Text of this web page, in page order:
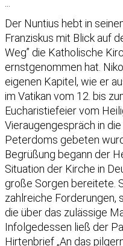
Der Nuntius hebt in
Franziskus mit Blick auf
Weg” die Katholische
ernstgenommen hat.
eigenen Kapitel, wie er
im Vatikan vom 12. bis
Eucharistiefeier vom
Vieraugengespräch in
Peterdoms gebeten
Begrüßung begann der
Situation der Kirche in
große Sorgen bereitete.
zahlreiche Forderungen,
die über das zulässige
Infolgedessen ließ der
Hirtenbrief „An das